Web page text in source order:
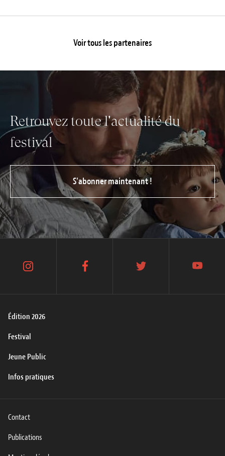
Voir tous les partenaires
Retrouvez toute l'actualité du
festival
S’abonner maintenant !
Édition 2026
Festival
Jeune Public
Infos pratiques
instagram facebook twitter youtube
Contact
Publications